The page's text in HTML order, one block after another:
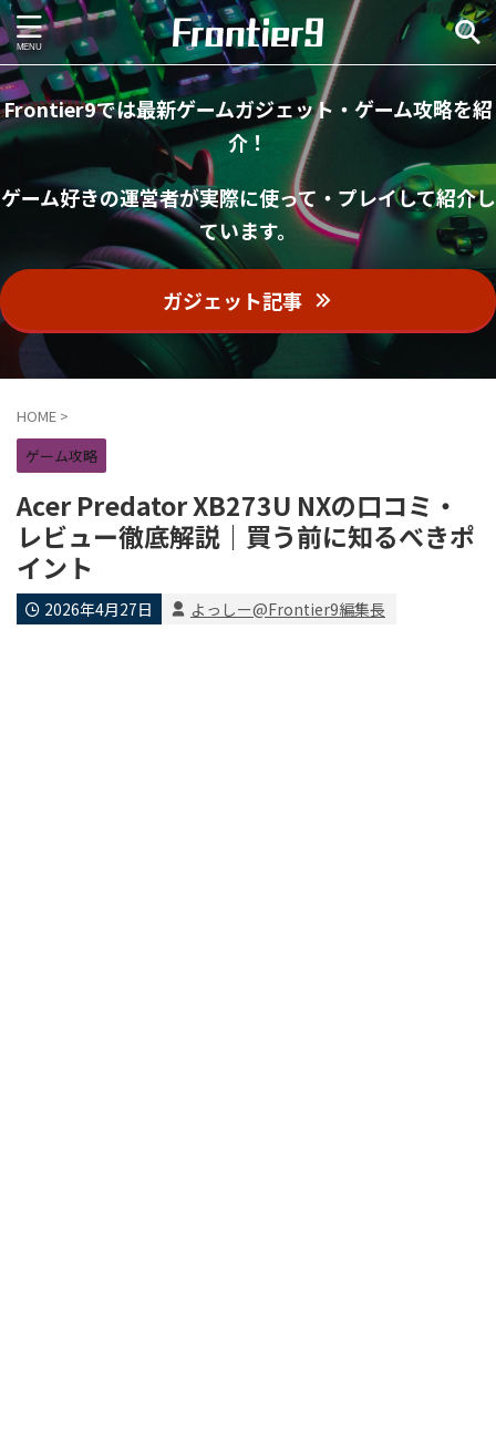
Frontier9では最新ゲームガジェット・ゲーム攻略を紹
介！
ゲーム好きの運営者が実際に使って・プレイして紹介し
ています。
ガジェット記事
HOME >
ゲーム攻略
Acer Predator XB273U NXの口コミ・
レビュー徹底解説｜買う前に知るべきポ
イント
2026年4月27日 よっしー@Frontier9編集長